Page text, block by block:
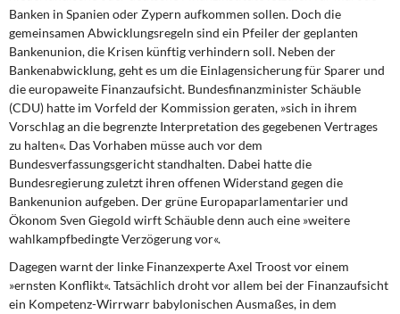
Banken in Spanien oder Zypern aufkommen sollen. Doch die
gemeinsamen Abwicklungsregeln sind ein Pfeiler der geplanten
Bankenunion, die Krisen künftig verhindern soll. Neben der
Bankenabwicklung, geht es um die Einlagensicherung für Sparer und
die europaweite Finanzaufsicht. Bundesfinanzminister Schäuble
(CDU) hatte im Vorfeld der Kommission geraten, »sich in ihrem
Vorschlag an die begrenzte Interpretation des gegebenen Vertrages
zu halten«. Das Vorhaben müsse auch vor dem
Bundesverfassungsgericht standhalten. Dabei hatte die
Bundesregierung zuletzt ihren offenen Widerstand gegen die
Bankenunion aufgeben. Der grüne Europaparlamentarier und
Ökonom Sven Giegold wirft Schäuble denn auch eine »weitere
wahlkampfbedingte Verzögerung vor«.
Dagegen warnt der linke Finanzexperte Axel Troost vor einem
»ernsten Konflikt«. Tatsächlich droht vor allem bei der Finanzaufsicht
ein Kompetenz-Wirrwarr babylonischen Ausmaßes, in dem